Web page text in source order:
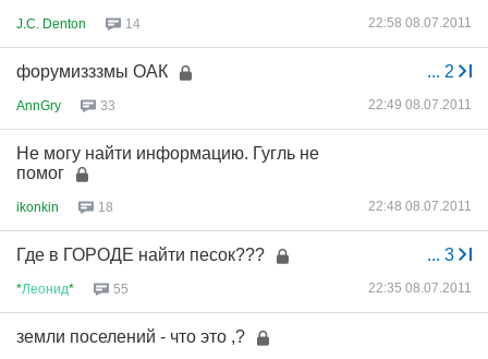
J.C. Denton 14 22:58 08.07.2011
... 2
форумизззмы ОАК
AnnGry 33 22:49 08.07.2011
Не могу найти информацию. Гугль не
помог
ikonkin 18 22:48 08.07.2011
... 3
Где в ГОРОДЕ найти песок???
*Леонид* 55 22:35 08.07.2011
земли поселений - что это ,?